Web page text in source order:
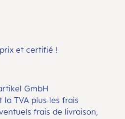
GmbH
la TVA plus les frais
frais de livraison,
et certifié !